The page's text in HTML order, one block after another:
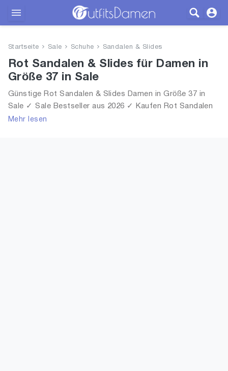
Bekleidung
Schuhe
Startseite Sale Schuhe Sandalen & Slides
Rot Sandalen & Slides für Damen in
Größe 37 in Sale
Günstige Rot Sandalen & Slides Damen in Größe 37 in
Sale ✓ Sale Bestseller aus 2026 ✓ Kaufen Rot Sandalen
& Slides für Frauen in Größe 37 in Sale!
Mehr lesen